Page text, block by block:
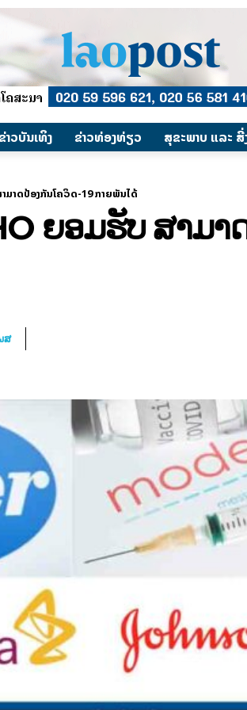
າວບັນເທິງ ​ຂ່າວທ່ອງທ່ຽວ ສຸຂະພາບ ແລະ
າດປ້ອງກັນໂຄວິດ-19 ກາຍພັນໄດ້
ຍອມຮັບ ສາມາ
ສ